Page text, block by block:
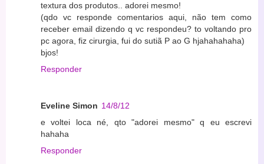
textura dos produtos.. adorei mesmo!
(qdo vc responde comentarios aqui, não tem como
receber email dizendo q vc respondeu? to voltando pro
pc agora, fiz cirurgia, fui do sutiã P ao G hjahahahaha)
bjos!
Responder
Eveline Simon 14/8/12
e voltei loca né, qto "adorei mesmo" q eu escrevi
hahaha
Responder